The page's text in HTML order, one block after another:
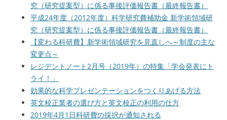
究（研究提案型）に係る事後評価報告書（最終報告書）
平成24年度（2012年度）科学研究費補助金 新学術領域研
究（研究提案型）に係る事後評価報告書（最終報告書）
【変わる科研費】新学術領域研究を見直しへ～制度の主な
変更点～
レジデントノート2月号（2019年）の特集「学会発表にト
ライ！」
効果的な科学プレゼンテーションをつくりあげる方法
英文校正業者の選び方と英文校正の利用の仕方
2019年4月1日科研費の採択が通知される